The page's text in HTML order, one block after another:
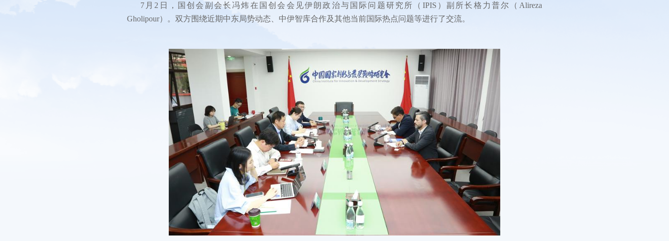
联系方式 电影展
图片展
7月2日，国创会副会长冯炜在国创会会见伊朗政治与国际问题研究所（IPIS）副所长格力普尔（Alireza
Gholipour）。双方围绕近期中东局势动态、中伊智库合作及其他当前国际热点问题等进行了交流。